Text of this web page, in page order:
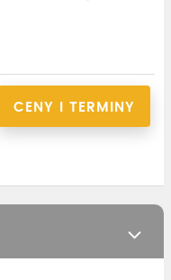
CENY I TERMINY